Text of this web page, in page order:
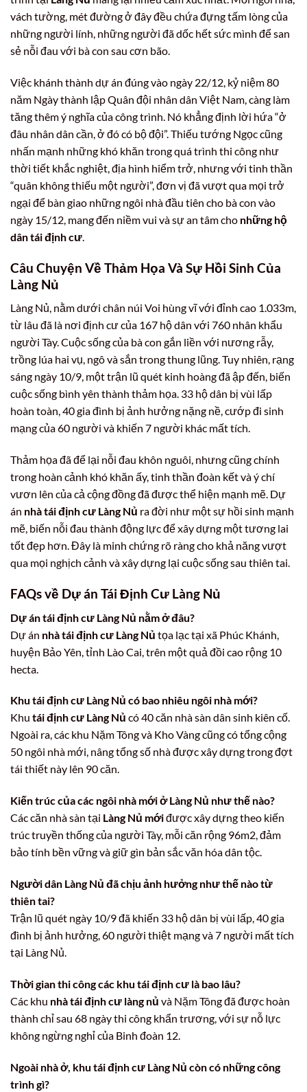
vách tường, mét đường ở đây đều chứa đựng tấm lòng của
những người lính, những người đã dốc hết sức mình để san
sẻ nỗi đau với bà con sau cơn bão.
Việc khánh thành dự án đúng vào ngày 22/12, kỷ niệm 80
năm Ngày thành lập Quân đội nhân dân Việt Nam, càng làm
tăng thêm ý nghĩa của công trình. Nó khẳng định lời hứa “ở
đâu nhân dân cần, ở đó có bộ đội”. Thiếu tướng Ngọc cũng
nhấn mạnh những khó khăn trong quá trình thi công như
thời tiết khắc nghiệt, địa hình hiểm trở, nhưng với tinh thần
“quân không thiếu một người”, đơn vị đã vượt qua mọi trở
ngại để bàn giao những ngôi nhà đầu tiên cho bà con vào
ngày 15/12, mang đến niềm vui và sự an tâm cho những hộ
dân tái định cư.
Câu Chuyện Về Thảm Họa Và Sự Hồi Sinh Của
Làng Nủ
Làng Nủ, nằm dưới chân núi Voi hùng vĩ với đỉnh cao 1.033m,
từ lâu đã là nơi định cư của 167 hộ dân với 760 nhân khẩu
người Tày. Cuộc sống của bà con gắn liền với nương rẫy,
trồng lúa hai vụ, ngô và sắn trong thung lũng. Tuy nhiên, rạng
sáng ngày 10/9, một trận lũ quét kinh hoàng đã ập đến, biến
cuộc sống bình yên thành thảm họa. 33 hộ dân bị vùi lấp
hoàn toàn, 40 gia đình bị ảnh hưởng nặng nề, cướp đi sinh
mạng của 60 người và khiến 7 người khác mất tích.
Thảm họa đã để lại nỗi đau khôn nguôi, nhưng cũng chính
trong hoàn cảnh khó khăn ấy, tinh thần đoàn kết và ý chí
vươn lên của cả cộng đồng đã được thể hiện mạnh mẽ. Dự
án nhà tái định cư Làng Nủ ra đời như một sự hồi sinh mạnh
mẽ, biến nỗi đau thành động lực để xây dựng một tương lai
tốt đẹp hơn. Đây là minh chứng rõ ràng cho khả năng vượt
qua mọi nghịch cảnh và xây dựng lại cuộc sống sau thiên tai.
FAQs về Dự án Tái Định Cư Làng Nủ
Dự án tái định cư Làng Nủ nằm ở đâu?
Dự án nhà tái định cư Làng Nủ tọa lạc tại xã Phúc Khánh,
huyện Bảo Yên, tỉnh Lào Cai, trên một quả đồi cao rộng 10
hecta.
Khu tái định cư Làng Nủ có bao nhiêu ngôi nhà mới?
Khu tái định cư Làng Nủ có 40 căn nhà sàn dân sinh kiên cố.
Ngoài ra, các khu Nặm Tông và Kho Vàng cũng có tổng cộng
50 ngôi nhà mới, nâng tổng số nhà được xây dựng trong đợt
tái thiết này lên 90 căn.
Kiến trúc của các ngôi nhà mới ở Làng Nủ như thế nào?
Các căn nhà sàn tại Làng Nủ mớiđược xây dựng theo kiến
trúc truyền thống của người Tày, mỗi căn rộng 96m2, đảm
bảo tính bền vững và giữ gìn bản sắc văn hóa dân tộc.
Người dân Làng Nủ đã chịu ảnh hưởng như thế nào từ
thiên tai?
Trận lũ quét ngày 10/9 đã khiến 33 hộ dân bị vùi lấp, 40 gia
đình bị ảnh hưởng, 60 người thiệt mạng và 7 người mất tích
tại Làng Nủ.
Thời gian thi công các khu tái định cư là bao lâu?
Các khu nhà tái định cư làng nủ và Nặm Tông đã được hoàn
thành chỉ sau 68 ngày thi công khẩn trương, với sự nỗ lực
không ngừng nghỉ của Binh đoàn 12.
Ngoài nhà ở, khu tái định cư Làng Nủ còn có những công
trình gì?